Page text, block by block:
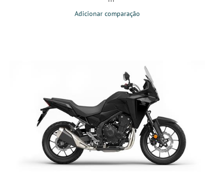
Adicionar comparação